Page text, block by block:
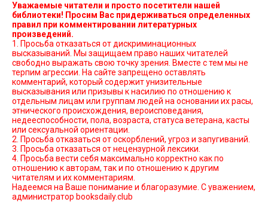
Уважаемые читатели и просто посетители нашей
библиотеки! Просим Вас придерживаться определенных
правил при комментировании литературных
произведений.
1. Просьба отказаться от дискриминационных
высказываний. Мы защищаем право наших читателей
свободно выражать свою точку зрения. Вместе с тем мы не
терпим агрессии. На сайте запрещено оставлять
комментарий, который содержит унизительные
высказывания или призывы к насилию по отношению к
отдельным лицам или группам людей на основании их расы,
этнического происхождения, вероисповедания,
недееспособности, пола, возраста, статуса ветерана, касты
или сексуальной ориентации.
2. Просьба отказаться от оскорблений, угроз и запугиваний.
3. Просьба отказаться от нецензурной лексики.
4. Просьба вести себя максимально корректно как по
отношению к авторам, так и по отношению к другим
читателям и их комментариям.
Надеемся на Ваше понимание и благоразумие. С уважением,
администратор booksdaily.club